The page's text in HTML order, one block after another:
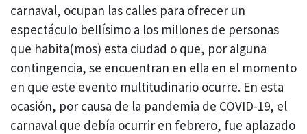
carnaval, ocupan las calles para ofrecer un
espectáculo bellísimo a los millones de personas
que habita(mos) esta ciudad o que, por alguna
contingencia, se encuentran en ella en el momento
en que este evento multitudinario ocurre. En esta
ocasión, por causa de la pandemia de COVID-19, el
carnaval que debía ocurrir en febrero, fue aplazado